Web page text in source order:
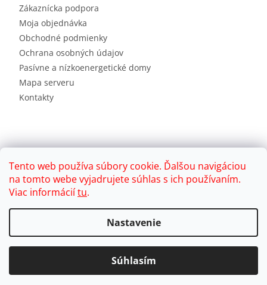
Tento web používa súbory cookie. Ďalšou navigáciou
na tomto webe vyjadrujete súhlas s ich používaním.
Viac informáciítu.
Nastavenie
Súhlasím
Zákaznícka podpora
Moja objednávka
Obchodné podmienky
Ochrana osobných údajov
Pasívne a nízkoenergetické domy
Mapa serveru
Kontakty
Upraviť nastavenie cookies